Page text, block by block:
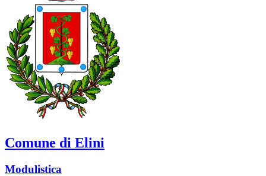
Comune di Elini
Modulistica